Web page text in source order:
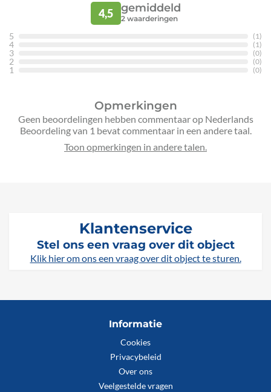
4,5 gemiddeld
2waarderingen
5 (1)
4 (1)
3 (0)
2 (0)
1 (0)
Opmerkingen
Geen beoordelingen hebben commentaar op Nederlands
Beoordeling van 1 bevat commentaar in een andere taal.
Klantenservice
Stel ons een vraag over dit object
Klik hier om ons een vraag over dit object te sturen.
Informatie
Cookies
Privacybeleid
Over ons
Veelgestelde vragen